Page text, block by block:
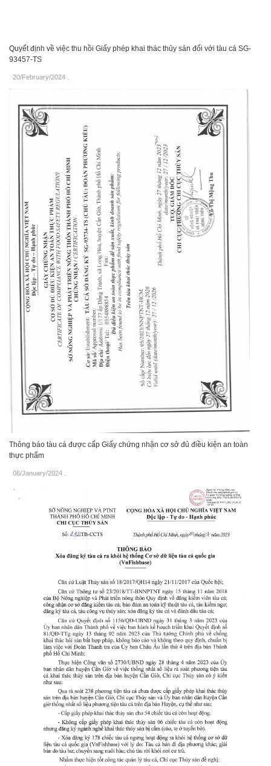
Quyết định về việc thu hồi Giấy phép khai thác thủy sản đối với tàu cá SG-
93457-TS
20/February/2024
Thông báo tàu cá được cấp Giấy chứng nhận cơ sở đủ điều kiện an toàn
thực phẩm
06/January/2024